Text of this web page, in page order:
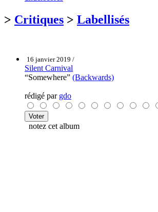
> Critiques > Labellisés
16 janvier 2019 /
Silent Carnival
“Somewhere” (Backwards)
rédigé par gdo
notez cet album